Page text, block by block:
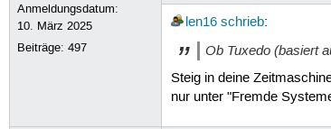
Anmeldungsdatum:
10. März 2025
Beiträge:497
len16 schrieb:
Ob Tuxedo (basiert
Steig in deine
nur unter "Fremde